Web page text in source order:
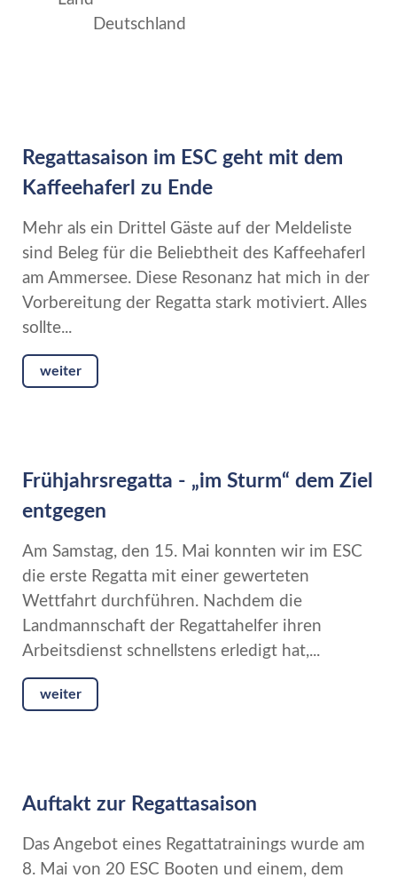
Deutschland
Regattasaison im ESC geht mit dem
Kaffeehaferl zu Ende
Mehr als ein Drittel Gäste auf der Meldeliste
sind Beleg für die Beliebtheit des Kaffeehaferl
am Ammersee. Diese Resonanz hat mich in der
Vorbereitung der Regatta stark motiviert. Alles
sollte...
weiter
Frühjahrsregatta - „im Sturm“ dem Ziel
entgegen
Am Samstag, den 15. Mai konnten wir im ESC
die erste Regatta mit einer gewerteten
Wettfahrt durchführen. Nachdem die
Landmannschaft der Regattahelfer ihren
Arbeitsdienst schnellstens erledigt hat,...
weiter
Auftakt zur Regattasaison
Das Angebot eines Regattatrainings wurde am
8. Mai von 20 ESC Booten und einem, dem